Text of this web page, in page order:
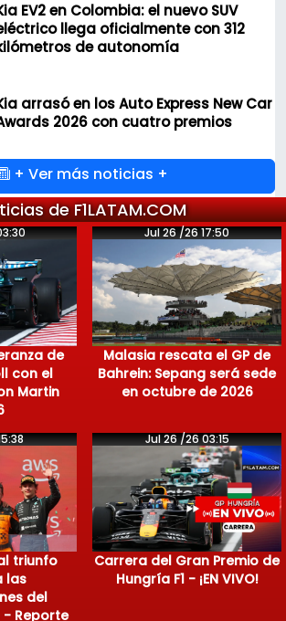
EV2 en Colombia: el nuevo SUV
llega oficialmente con 312
de autonomía
arrasó en los Auto Express New Car
2026 con cuatro premios
+ Ver más noticias +
de F1LATAM.COM
de
con el
Martin
Jul 26 /26 17:50
Malasia rescata el GP de
Bahrein: Sepang será sede
en octubre de 2026
triunfo
las
del
- Reporte
Jul 26 /26 03:15
Carrera del Gran Premio de
Hungría F1 - ¡EN VIVO!